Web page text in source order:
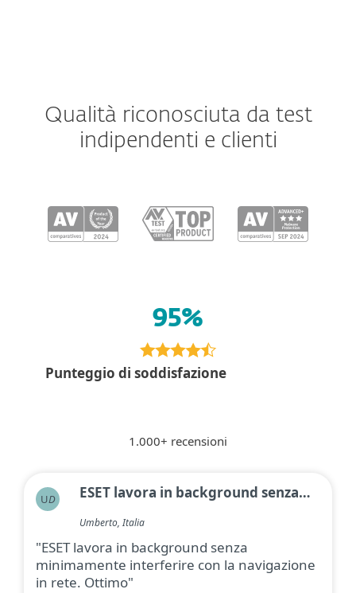
Qualità riconosciuta da test
indipendenti e clienti
95%
Punteggio di soddisfazione
1.000+ recensioni
ESET lavora in background senza…
UD
Umberto, Italia
"ESET lavora in background senza
minimamente interferire con la navigazione
in rete. Ottimo"